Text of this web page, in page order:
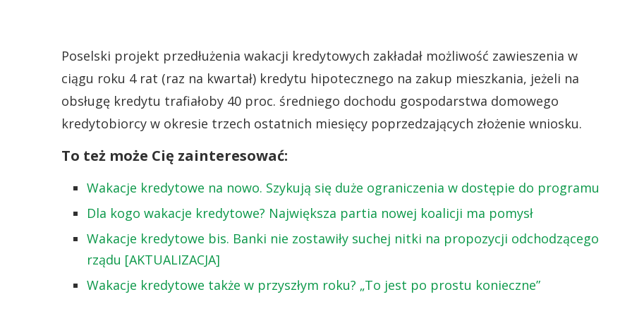
Poselski projekt przedłużenia wakacji kredytowych zakładał możliwość zawieszenia w
ciągu roku 4 rat (raz na kwartał) kredytu hipotecznego na zakup mieszkania, jeżeli na
obsługę kredytu trafiałoby 40 proc. średniego dochodu gospodarstwa domowego
kredytobiorcy w okresie trzech ostatnich miesięcy poprzedzających złożenie wniosku.
To też może Cię zainteresować:
Wakacje kredytowe na nowo. Szykują się duże ograniczenia w dostępie do programu
Dla kogo wakacje kredytowe? Największa partia nowej koalicji ma pomysł
Wakacje kredytowe bis. Banki nie zostawiły suchej nitki na propozycji odchodzącego
rządu [AKTUALIZACJA]
Wakacje kredytowe także w przyszłym roku? „To jest po prostu konieczne”